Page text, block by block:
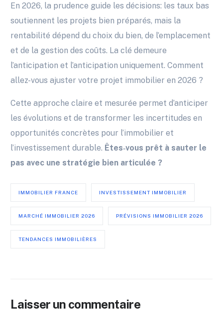
En 2026, la prudence guide les décisions: les taux bas
soutiennent les projets bien préparés, mais la
rentabilité dépend du choix du bien, de l’emplacement
et de la gestion des coûts. La clé demeure
l’anticipation et l’anticipation uniquement. Comment
allez-vous ajuster votre projet immobilier en 2026 ?
Cette approche claire et mesurée permet d’anticiper
les évolutions et de transformer les incertitudes en
opportunités concrètes pour l’immobilier et
l’investissement durable. Êtes‑vous prêt à sauter le
pas avec une stratégie bien articulée ?
IMMOBILIER FRANCE INVESTISSEMENT IMMOBILIER
MARCHÉ IMMOBILIER 2026 PRÉVISIONS IMMOBILIER 2026
TENDANCES IMMOBILIÈRES
Laisser un commentaire